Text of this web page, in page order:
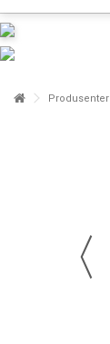
Produsenter